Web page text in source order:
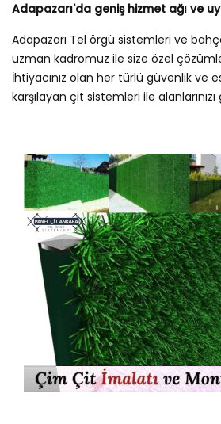
Adapazarı'da geniş hizmet ağı ve
Adapazarı Tel örgü sistemleri ve
uzman kadromuz ile size özel
İhtiyacınız olan her türlü güvenlik ve
karşılayan çit sistemleri ile